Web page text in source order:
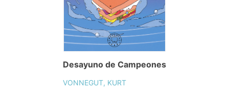
Desayuno de Campeones
VONNEGUT, KURT